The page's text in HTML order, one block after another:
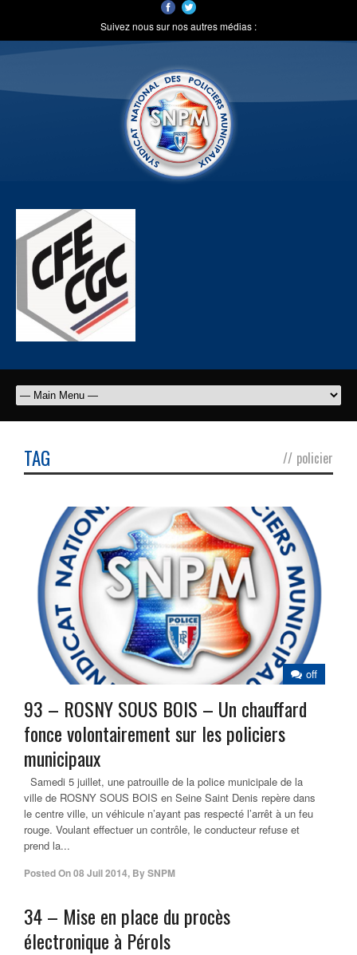
Suivez nous sur nos autres médias :
TAG // policier
off
93 – ROSNY SOUS BOIS – Un chauffard
fonce volontairement sur les policiers
municipaux
Samedi 5 juillet, une patrouille de la police municipale de la
ville de ROSNY SOUS BOIS en Seine Saint Denis repère dans
le centre ville, un véhicule n’ayant pas respecté l’arrêt à un feu
rouge. Voulant effectuer un contrôle, le conducteur refuse et
prend la...
Posted On08 Juil 2014, BySNPM
34 – Mise en place du procès
électronique à Pérols